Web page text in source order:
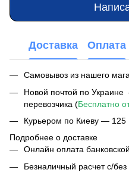
Доставка Оплата
Самовывоз из нашего
Новой почтой по
перевозчика (Бесплатно
Курьером по Киеву — 125
Подробнее о доставке
Онлайн оплата
Безналичный расчет с/